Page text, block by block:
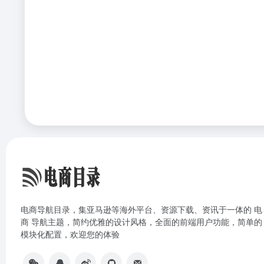
电商导航目录，集亚马逊等海外平台、资源下载、资讯于一体的 电
商 导航主题，简约优雅的设计风格，全面的前端用户功能，简单的
模块化配置，欢迎您的体验